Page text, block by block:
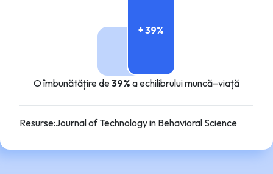
+ 39%
O îmbunătățire de39% a echilibrului muncă–viață
Resurse:Journal of Technology in Behavioral Science